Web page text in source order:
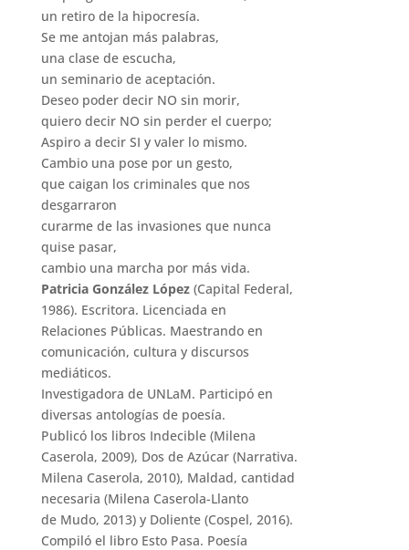
un retiro de la hipocresía.
Se me antojan más palabras,
una clase de escucha,
un seminario de aceptación.
Deseo poder decir NO sin morir,
quiero decir NO sin perder el cuerpo;
Aspiro a decir SI y valer lo mismo.
Cambio una pose por un gesto,
que caigan los criminales que nos
desgarraron
curarme de las invasiones que nunca
quise pasar,
cambio una marcha por más vida.
Patricia González López(Capital Federal,
1986). Escritora. Licenciada en
Relaciones Públicas. Maestrando en
comunicación, cultura y discursos
mediáticos.
Investigadora de UNLaM. Participó en
diversas antologías de poesía.
Publicó los libros Indecible (Milena
Caserola, 2009), Dos de Azúcar (Narrativa.
Milena Caserola, 2010), Maldad, cantidad
necesaria (Milena Caserola-Llanto
de Mudo, 2013) y Doliente (Cospel, 2016).
Compiló el libro Esto Pasa. Poesía